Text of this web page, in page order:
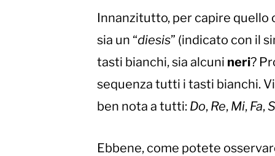
Innanzitutto, per capire quello
sia un “diesis” (indicato con il
tasti bianchi, sia alcuni neri?
sequenza tutti i tasti bianchi.
ben nota a tutti: Do, Re, Mi, Fa,
Ebbene, come potete